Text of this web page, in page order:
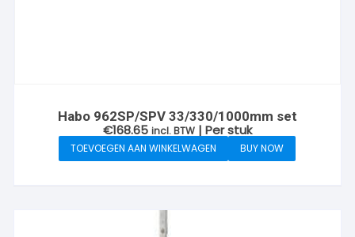
Habo 962SP/SPV 33/330/1000mm set
€168.65 incl. BTW | Per stuk
TOEVOEGEN AAN WINKELWAGEN BUY NOW